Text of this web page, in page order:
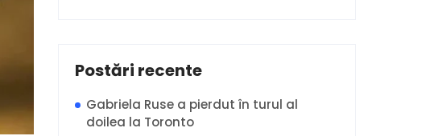
Postări recente
Gabriela Ruse a pierdut în turul al
doilea la Toronto